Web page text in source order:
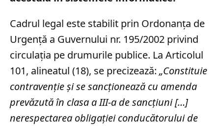
Cadrul legal este stabilit prin Ordonanța de
Urgență a Guvernului nr. 195/2002 privind
circulația pe drumurile publice. La Articolul
101, alineatul (18), se precizează: „Constituie
contravenție și se sancționează cu amenda
prevăzută în clasa a III-a de sancțiuni […]
nerespectarea obligației conducătorului de